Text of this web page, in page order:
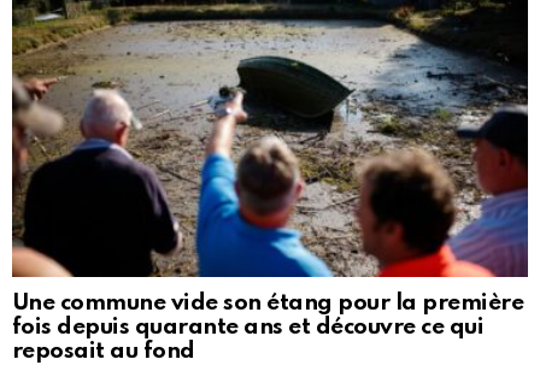
Une commune vide son étang pour la première
fois depuis quarante ans et découvre ce qui
reposait au fond